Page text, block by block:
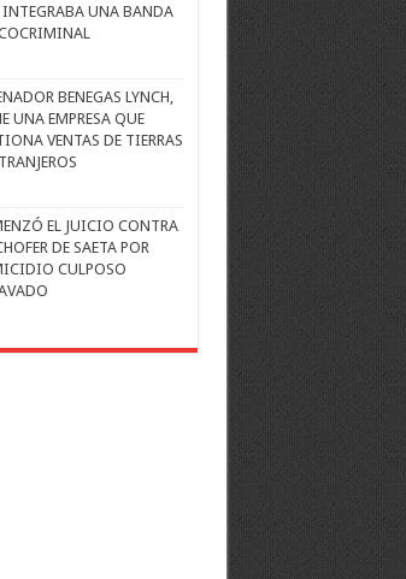
INTEGRABA UNA BANDA
BENEGAS LYNCH,
UNA EMPRESA QUE
VENTAS DE TIERRAS
EL JUICIO CONTRA
DE SAETA POR
CULPOSO